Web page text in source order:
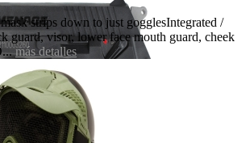
strips down to just gogglesIntegrated /
guard, visor, lower face mouth guard, cheek
más detalles